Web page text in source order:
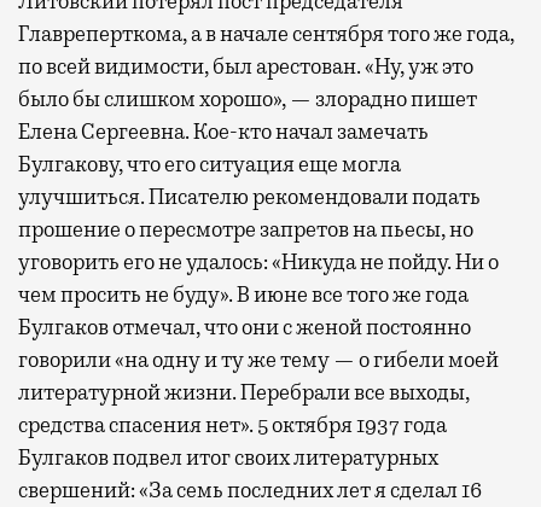
Главреперткома, а в начале сентября того же года,
по всей видимости, был арестован. «Ну, уж это
было бы слишком хорошо», — злорадно пишет
Елена Сергеевна. Кое-кто начал замечать
Булгакову, что его ситуация еще могла
улучшиться. Писателю рекомендовали подать
прошение о пересмотре запретов на пьесы, но
уговорить его не удалось: «Никуда не пойду. Ни о
чем просить не буду». В июне все того же года
Булгаков отмечал, что они с женой постоянно
говорили «на одну и ту же тему — о гибели моей
литературной жизни. Перебрали все выходы,
средства спасения нет». 5 октября 1937 года
Булгаков подвел итог своих литературных
свершений: «За семь последних лет я сделал 16